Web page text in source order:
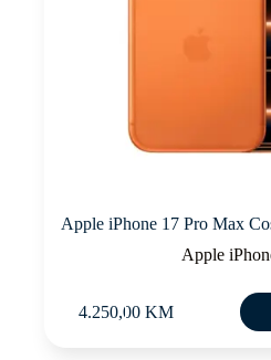
Apple iPhone 17 Pro Max
Apple
4.250,00 KM